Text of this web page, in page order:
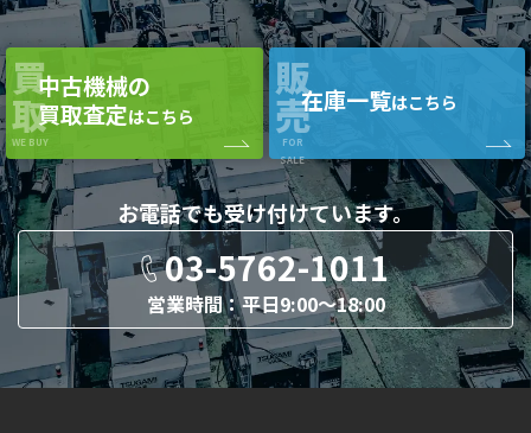
買
取
WE BUY
中古機械の
買取査定はこちら
販
売
FOR
SALE
在庫一覧はこちら
お電話でも受け付けています。
03-5762-1011
営業時間：平日9:00〜18:00